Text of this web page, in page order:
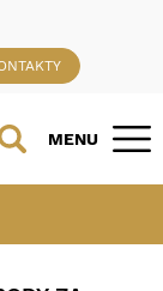
MENU